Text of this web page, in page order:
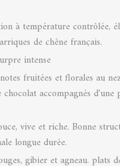
à température contrôlée,
de chêne français.
intense
fruitées et florales au
chocolat accompagnés d'une
vive et riche. Bonne
longue durée.
gibier et agneau. plats